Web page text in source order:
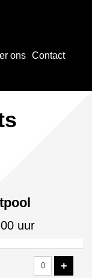
ons Contact
uur
Aantal
tickets
+